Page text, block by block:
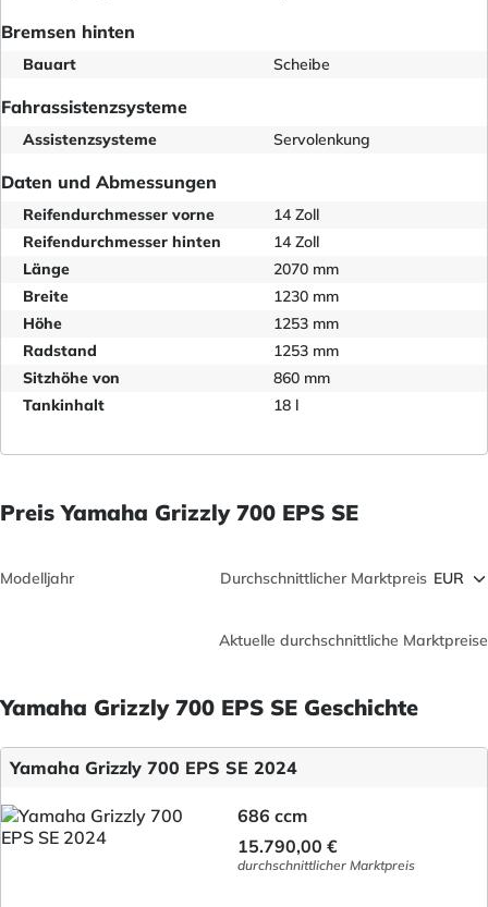
Bremsen hinten
Bauart Scheibe
Fahrassistenzsysteme
Assistenzsysteme Servolenkung
Daten und Abmessungen
Reifendurchmesser vorne
14 Zoll
Reifendurchmesser hinten
14 Zoll
Länge
2070 mm
Breite
1230 mm
Höhe
1253 mm
Radstand
1253 mm
Sitzhöhe von
860 mm
Tankinhalt
18 l
Preis Yamaha Grizzly 700 EPS SE
Modelljahr Durchschnittlicher Marktpreis
Aktuelle durchschnittliche Marktpreise
Yamaha Grizzly 700 EPS SE Geschichte
Yamaha Grizzly 700 EPS SE 2024
686 ccm
15.790,00 €
durchschnittlicher Marktpreis